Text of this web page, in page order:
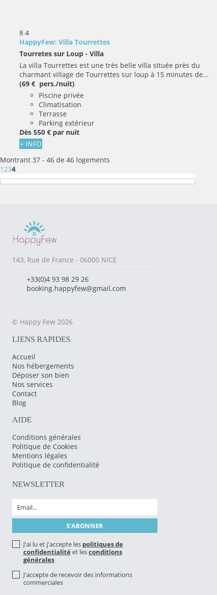
8 4
HappyFew: Villa Tourrettes
Tourretes sur Loup - Villa
La villa Tourrettes est une très belle villa située près du
charmant village de Tourrettes sur loup à 15 minutes de...
(69 € pers./nuit)
Piscine privée
Climatisation
Terrasse
Parking extérieur
Dès 550 € par nuit
+ INFO
Montrant 37 - 46 de 46 logements
1234
143, Rue de France - 06000 NICE
+33(0)4 93 98 29 26
booking.happyfew@gmail.com
© Happy Few 2026
LIENS RAPIDES
Accueil
Nos hébergements
Déposer son bien
Nos services
Contact
Blog
AIDE
Conditions générales
Politique de Cookies
Mentions légales
Politique de confidentialité
NEWSLETTER
J'ai lu et j'accepte les politiques de
confidentialité et lesconditions
générales
J'accepte de recevoir des informations
commerciales